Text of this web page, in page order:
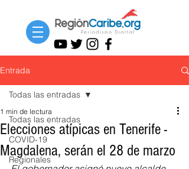
Entrada
Todas las entradas
COVID-19
Regionales
Todas las entradas
Elecciones atípicas en Tenerife -
Magdalena, serán el 28 de marzo
1 min de lectura